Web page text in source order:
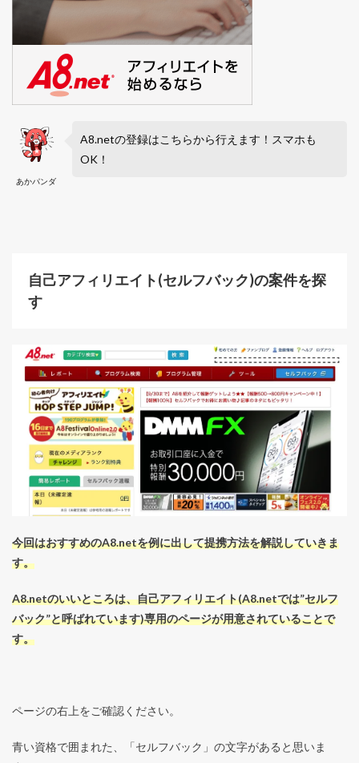
あかパンダ
A8.netの登録はこちらから行えます！スマホも
OK！
自己アフィリエイト(セルフバック)の案件を探
す
今回はおすすめのA8.netを例に出して提携方法を解説していきま
す。
A8.netのいいところは、自己アフィリエイト(A8.netでは”セルフ
バック”と呼ばれています)専用のページが用意されていることで
す。
ページの右上をご確認ください。
青い資格で囲まれた、「セルフバック」の文字があると思いま